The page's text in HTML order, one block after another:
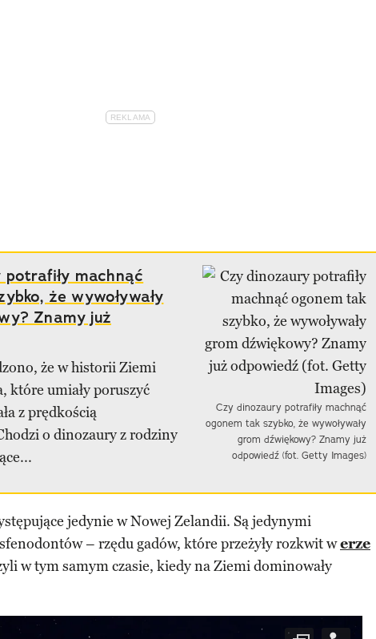
machnąć
że wywoływały
Znamy już
że w historii Ziemi
które umiały poruszyć
z prędkością
o dinozaury z rodziny
Czy dinozaury potrafiły machnąć
ogonem tak szybko, że wywoływały
grom dźwiękowy? Znamy już
odpowiedź (fot. Getty Images)
jedynie w Nowej Zelandii. Są jedynymi
– rzędu gadów, które przeżyły rozkwit werze
w tym samym czasie, kiedy na Ziemi dominowały